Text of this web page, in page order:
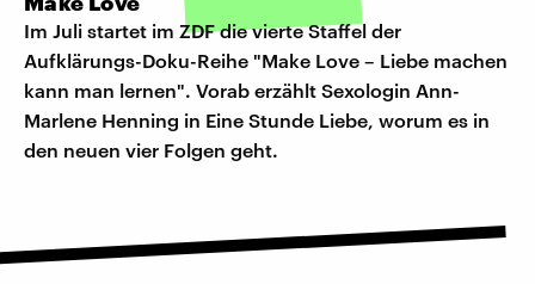
Im Juli startet im ZDF die vierte Staffel der
Aufklärungs-Doku-Reihe "Make Love – Liebe machen
kann man lernen". Vorab erzählt Sexologin Ann-
Marlene Henning in Eine Stunde Liebe, worum es in
den neuen vier Folgen geht.